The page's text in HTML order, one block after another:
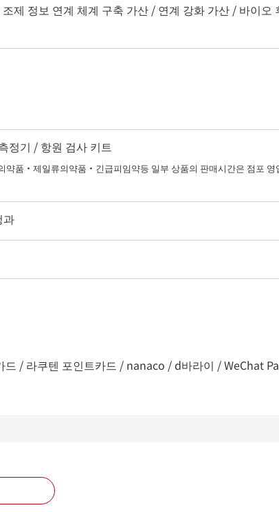
제 정보 연계 체계 구축 가산 / 연계 강화 가산 / 바이오
정기 / 항원 검사 키트
품・제일류의약품・긴급피임약등 일부 상품의 판매시간은 점포 영
과
드 / 라쿠텐 포인트카드 / nanaco / d바라이 / WeChat